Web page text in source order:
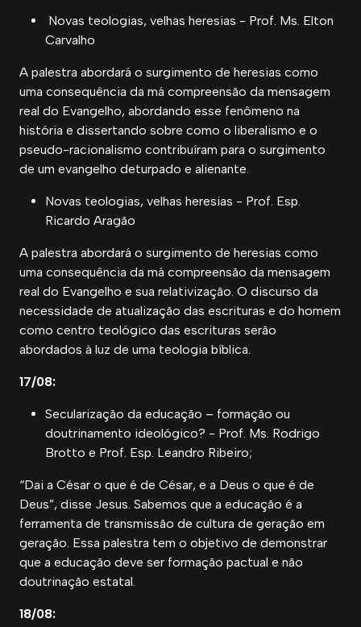
Novas teologias, velhas heresias - Prof. Ms. Elton
Carvalho
A palestra abordará o surgimento de heresias como
uma consequência da má compreensão da mensagem
real do Evangelho, abordando esse fenômeno na
história e dissertando sobre como o liberalismo e o
pseudo-racionalismo contribuíram para o surgimento
de um evangelho deturpado e alienante.
Novas teologias, velhas heresias - Prof. Esp.
Ricardo Aragão
A palestra abordará o surgimento de heresias como
uma consequência da má compreensão da mensagem
real do Evangelho e sua relativização. O discurso da
necessidade de atualização das escrituras e do homem
como centro teológico das escrituras serão
abordados à luz de uma teologia bíblica.
17/08:
Secularização da educação – formação ou
doutrinamento ideológico? - Prof. Ms. Rodrigo
Brotto e Prof. Esp. Leandro Ribeiro;
“Dai a César o que é de César, e a Deus o que é de
Deus”, disse Jesus. Sabemos que a educação é a
ferramenta de transmissão de cultura de geração em
geração. Essa palestra tem o objetivo de demonstrar
que a educação deve ser formação pactual e não
doutrinação estatal.
18/08: